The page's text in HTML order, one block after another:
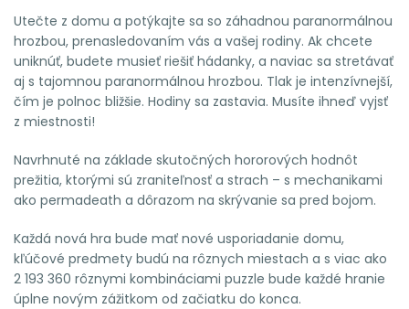
Utečte z domu a potýkajte sa so záhadnou paranormálnou
hrozbou, prenasledovaním vás a vašej rodiny. Ak chcete
uniknúť, budete musieť riešiť hádanky, a naviac sa stretávať
aj s tajomnou paranormálnou hrozbou. Tlak je intenzívnejší,
čím je polnoc bližšie. Hodiny sa zastavia. Musíte ihneď vyjsť
z miestnosti!
Navrhnuté na základe skutočných hororových hodnôt
prežitia, ktorými sú zraniteľnosť a strach – s mechanikami
ako permadeath a dôrazom na skrývanie sa pred bojom.
Každá nová hra bude mať nové usporiadanie domu,
kľúčové predmety budú na rôznych miestach a s viac ako
2 193 360 rôznymi kombináciami puzzle bude každé hranie
úplne novým zážitkom od začiatku do konca.